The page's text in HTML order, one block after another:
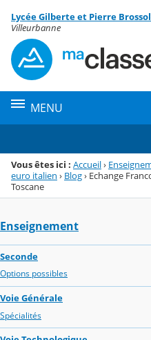
Menu de la rubrique
Contenu
Lycée Gilberte et Pierre
Villeurbanne
MENU
Vous êtes ici : Accueil›
euro italien › Blog› Echange
Toscane
Enseignement
Seconde
Options possibles
Voie Générale
Spécialités